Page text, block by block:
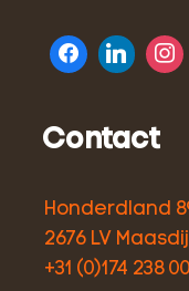
Contact
Honderdland
2676 LV
+31 (0)174 238